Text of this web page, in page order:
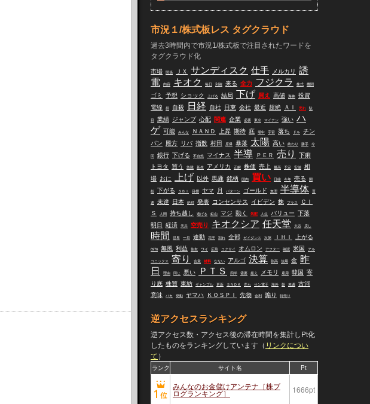
市況１/株式板レス タグクラウド
過去3時間内で市況1/株式板で注目されたワードを
タグクラウド化
市場 関係 ＪＸ サンディスク 仕手 メルカリ
誘
電
内容 キオク 毎日 利確 来る 全力 フジクラ 株式 機関
ゴミ 予想 ショック 上げる 結局 下げ 買え 高値 海峡
投資
電線
損 自殺 日経 自社 日東 会社 最近 超絶 ＡＩ 売れ 駄
目 業績 ジャンプ 心配 関連 企業 必要 東京 マイテン 強い ハ
ゲ 可能 みんな ＮＡＮＤ 上昇 期待 底 場中 宇宙 落ち ドル
チン
パン
殿方 リバ 指数 村田 原爆 暴落 太陽 高い 終わり 勝手 今
回 銀行 下げる 不自然 マイナス 半導 ＰＥＲ 売り
下痢
トヨタ
買う 急騰 新生 アメリカ 正解 株価 売上 最高 予定 安値
相
場 おに 上げ 以外 馬鹿 銘柄 国内 買い 日線 今年 売る 開
始 下がる ＳＢＩ 目標 ヤマ 月 パターン ゴールド 無理 半導体 普
通 未達 日本 絶対 発表 コンセンサス イビデン 株 プラス
ＣＩ
Ｓ
人間 持ち越し 逃げる 鉱山 マジ 動く 気配 人生 バリュー 下落
明日
経済 天井 空売り キオクシア 任天堂 大谷 戻し
時間 世界 一旦 連動 花王 割れ 全部 ガイダンス 次第 ＩＨＩ 上がる
6976 無風 利益 住友 ワイ 広島 コクサイ オムロン アフター 確認 米国 アル
コニックス 寄り 合意 材料 なない アルゴ 決算 割高 信用 金 昨
日
理由 同じ 悪い ＰＴＳ 四半 需要 超え メモリ 雇用 韓国
寄
り底 株買 東紡 ギャンブル 更新 ＳＮＤＫ 売ら サン電子 海外 朝 来週
古河
意味
バカ 発動 ヤマハ ＫＯＳＰＩ 先物 金利 煽り 特売り
逆アクセスランキング
逆アクセス数・アクセス後の滞在時間を集計しPt化
したものをランキングしています（ リンクについ
て）
ランク サイト名 Pt
みんなのお金儲けアンテナ［株ブ
ログランキング］ 1666pt